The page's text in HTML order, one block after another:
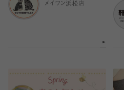
メイワン浜松店